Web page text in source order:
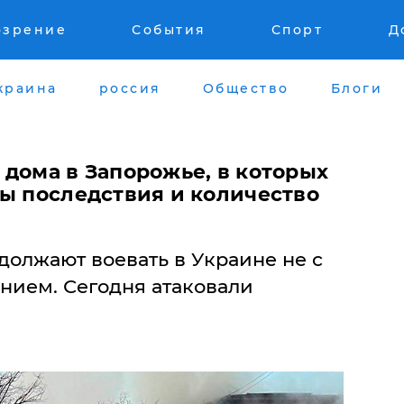
События Спорт
россия Общество Блоги
в Запорожье, в которых
последствия и количество
воевать в Украине не с
Сегодня атаковали